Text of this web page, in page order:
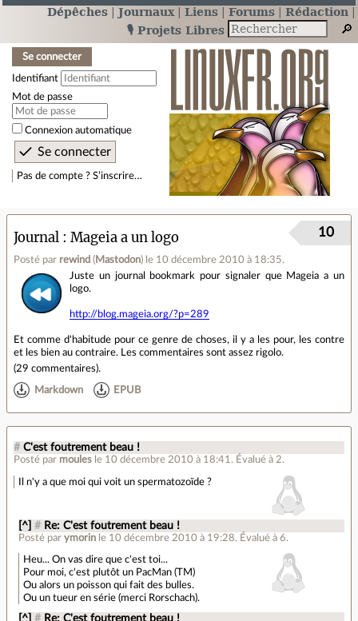
Dépêches Journaux Liens Forums
Rédaction
🎙️ Projets Libres
Se connecter
Identifiant
Mot de passe
Connexion automatique
Pas de compte ? S’inscrire…
Journal Mageia a un logo
Posté par rewind ( Mastodon) le 10 décembre 2010 à 18:35.
10
Juste un journal bookmark pour signaler que Mageia a un
logo.
http://blog.mageia.org/?p=289
Et comme d'habitude pour ce genre de choses, il y a les pour, les contre
et les bien au contraire. Les commentaires sont assez rigolo.
(29 commentaires).
Markdown EPUB
# C'est foutrement beau !
Posté par moules le 10 décembre 2010 à 18:41 . Évalué à 2.
Il n'y a que moi qui voit un spermatozoïde ?
[^] # Re: C'est foutrement beau !
Posté parymorin le 10 décembre 2010 à 19:28. Évalué à6.
Heu... On vas dire que c'est toi...
Pour moi, c'est plutôt un PacMan (TM)
Ou alors un poisson qui fait des bulles.
Ou un tueur en série (merci Rorschach).